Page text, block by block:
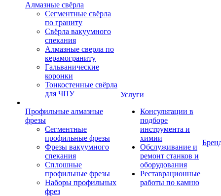
Алмазные свёрла
Сегментные свёрла
по граниту
Свёрла вакуумного
спекания
Алмазные сверла по
керамограниту
Гальванические
коронки
Тонкостенные свёрла
для ЧПУ
Профильные алмазные
фрезы
Сегментные
профильные фрезы
Фрезы вакуумного
спекания
Сплошные
профильные фрезы
Наборы профильных
фрез
Услуги
Консультации в
подборе
инструмента и
химии
Обслуживание и
ремонт станков и
оборудования
Реставрационные
работы по камню